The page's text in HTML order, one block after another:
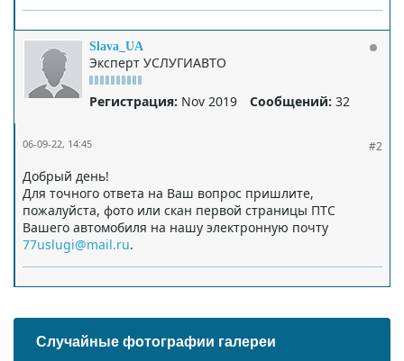
Slava_UA
Эксперт УСЛУГИАВТО
Регистрация: Nov 2019 Сообщений: 32
#2
06-09-22, 14:45
Добрый день!
Для точного ответа на Ваш вопрос пришлите,
пожалуйста, фото или скан первой страницы ПТС
Вашего автомобиля на нашу электронную почту
77uslugi@mail.ru.
Случайные фотографии галереи